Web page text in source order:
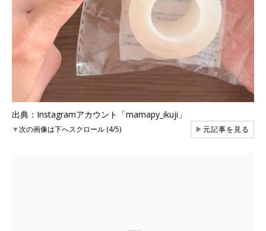
出典：Instagramアカウント「mamapy_ikuji」
▼次の画像は下へスクロール (4/5) ▶元記事を見る